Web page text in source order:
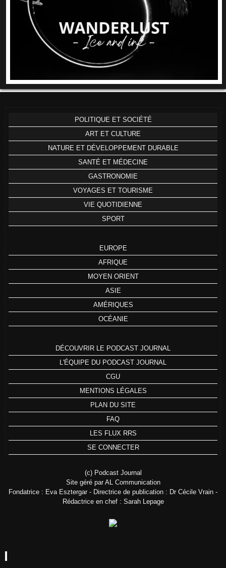
POLITIQUE ET SOCIÉTÉ
ART ET CULTURE
NATURE ET DÉVELOPPEMENT DURABLE
SANTÉ ET MÉDECINE
GASTRONOMIE
VOYAGES ET TOURISME
VIE QUOTIDIENNE
SPORT
EUROPE
AFRIQUE
MOYEN ORIENT
ASIE
AMÉRIQUES
OCÉANIE
DÉCOUVRIR LE PODCAST JOURNAL
L'ÉQUIPE DU PODCAST JOURNAL
CGU
MENTIONS LÉGALES
PLAN DU SITE
FAQ
LES FLUX RRS
SE CONNECTER
(c) Podcast Journal
Site géré par AL Communication
Fondatrice : Eva Esztergar - Directrice de publication : Dr Cécile Vrain -
Rédactrice en chef : Sarah Lepage